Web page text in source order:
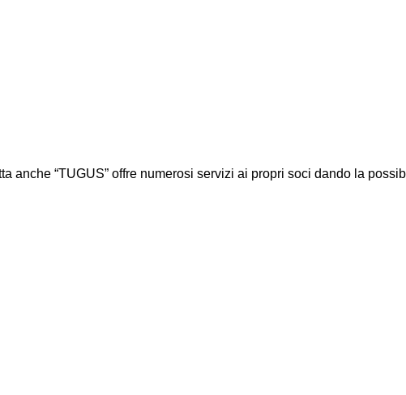
anche “TUGUS” offre numerosi servizi ai propri soci dando la